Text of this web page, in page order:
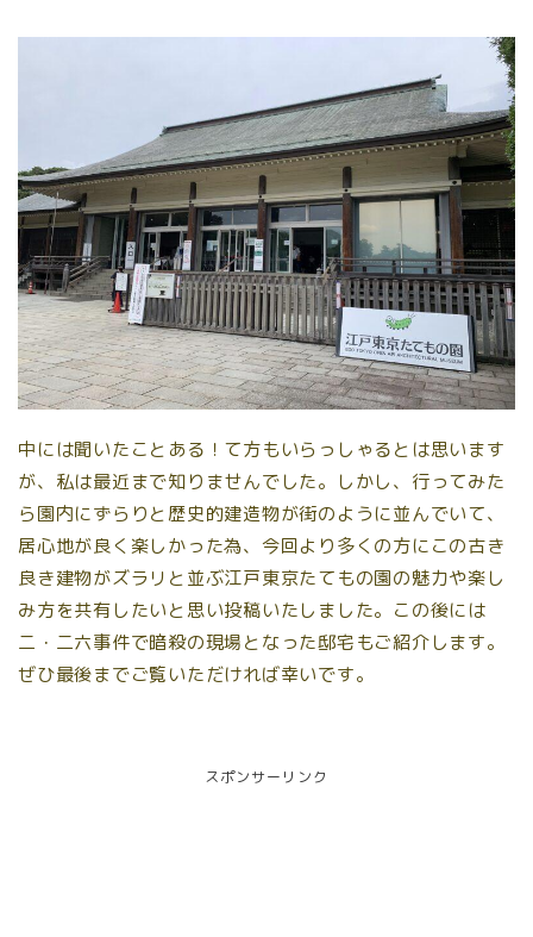
中には聞いたことある！て方もいらっしゃるとは思います
が、私は最近まで知りませんでした。しかし、行ってみた
ら園内にずらりと歴史的建造物が街のように並んでいて、
居心地が良く楽しかった為、今回より多くの方にこの古き
良き建物がズラリと並ぶ江戸東京たてもの園の魅力や楽し
み方を共有したいと思い投稿いたしました。この後には
二・二六事件で暗殺の現場となった邸宅もご紹介します。
ぜひ最後までご覧いただければ幸いです。
スポンサーリンク